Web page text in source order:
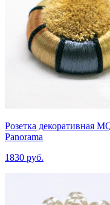
Розетка декоративная
Panorama
1830 руб.